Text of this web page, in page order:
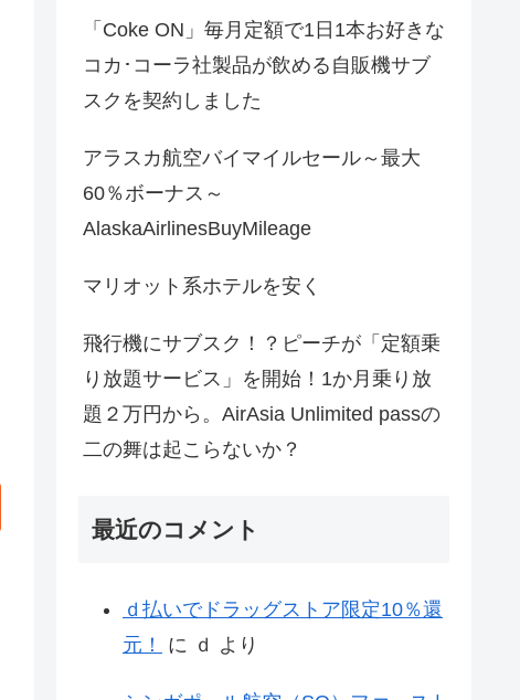
「Coke ON」毎月定額で1日1本お好きな
コカ･コーラ社製品が飲める自販機サブ
スクを契約しました
アラスカ航空バイマイルセール～最大
60％ボーナス～
AlaskaAirlinesBuyMileage
マリオット系ホテルを安く
飛行機にサブスク！？ピーチが「定額乗
り放題サービス」を開始！1か月乗り放
題２万円から。AirAsia Unlimited passの
二の舞は起こらないか？
最近のコメント
ｄ払いでドラッグストア限定10％還
元！
に ｄ より